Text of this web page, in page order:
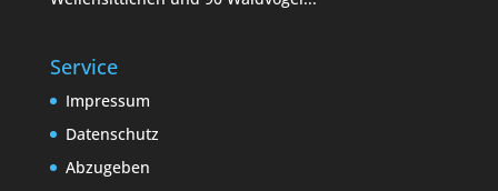
Service
Impressum
Datenschutz
Abzugeben